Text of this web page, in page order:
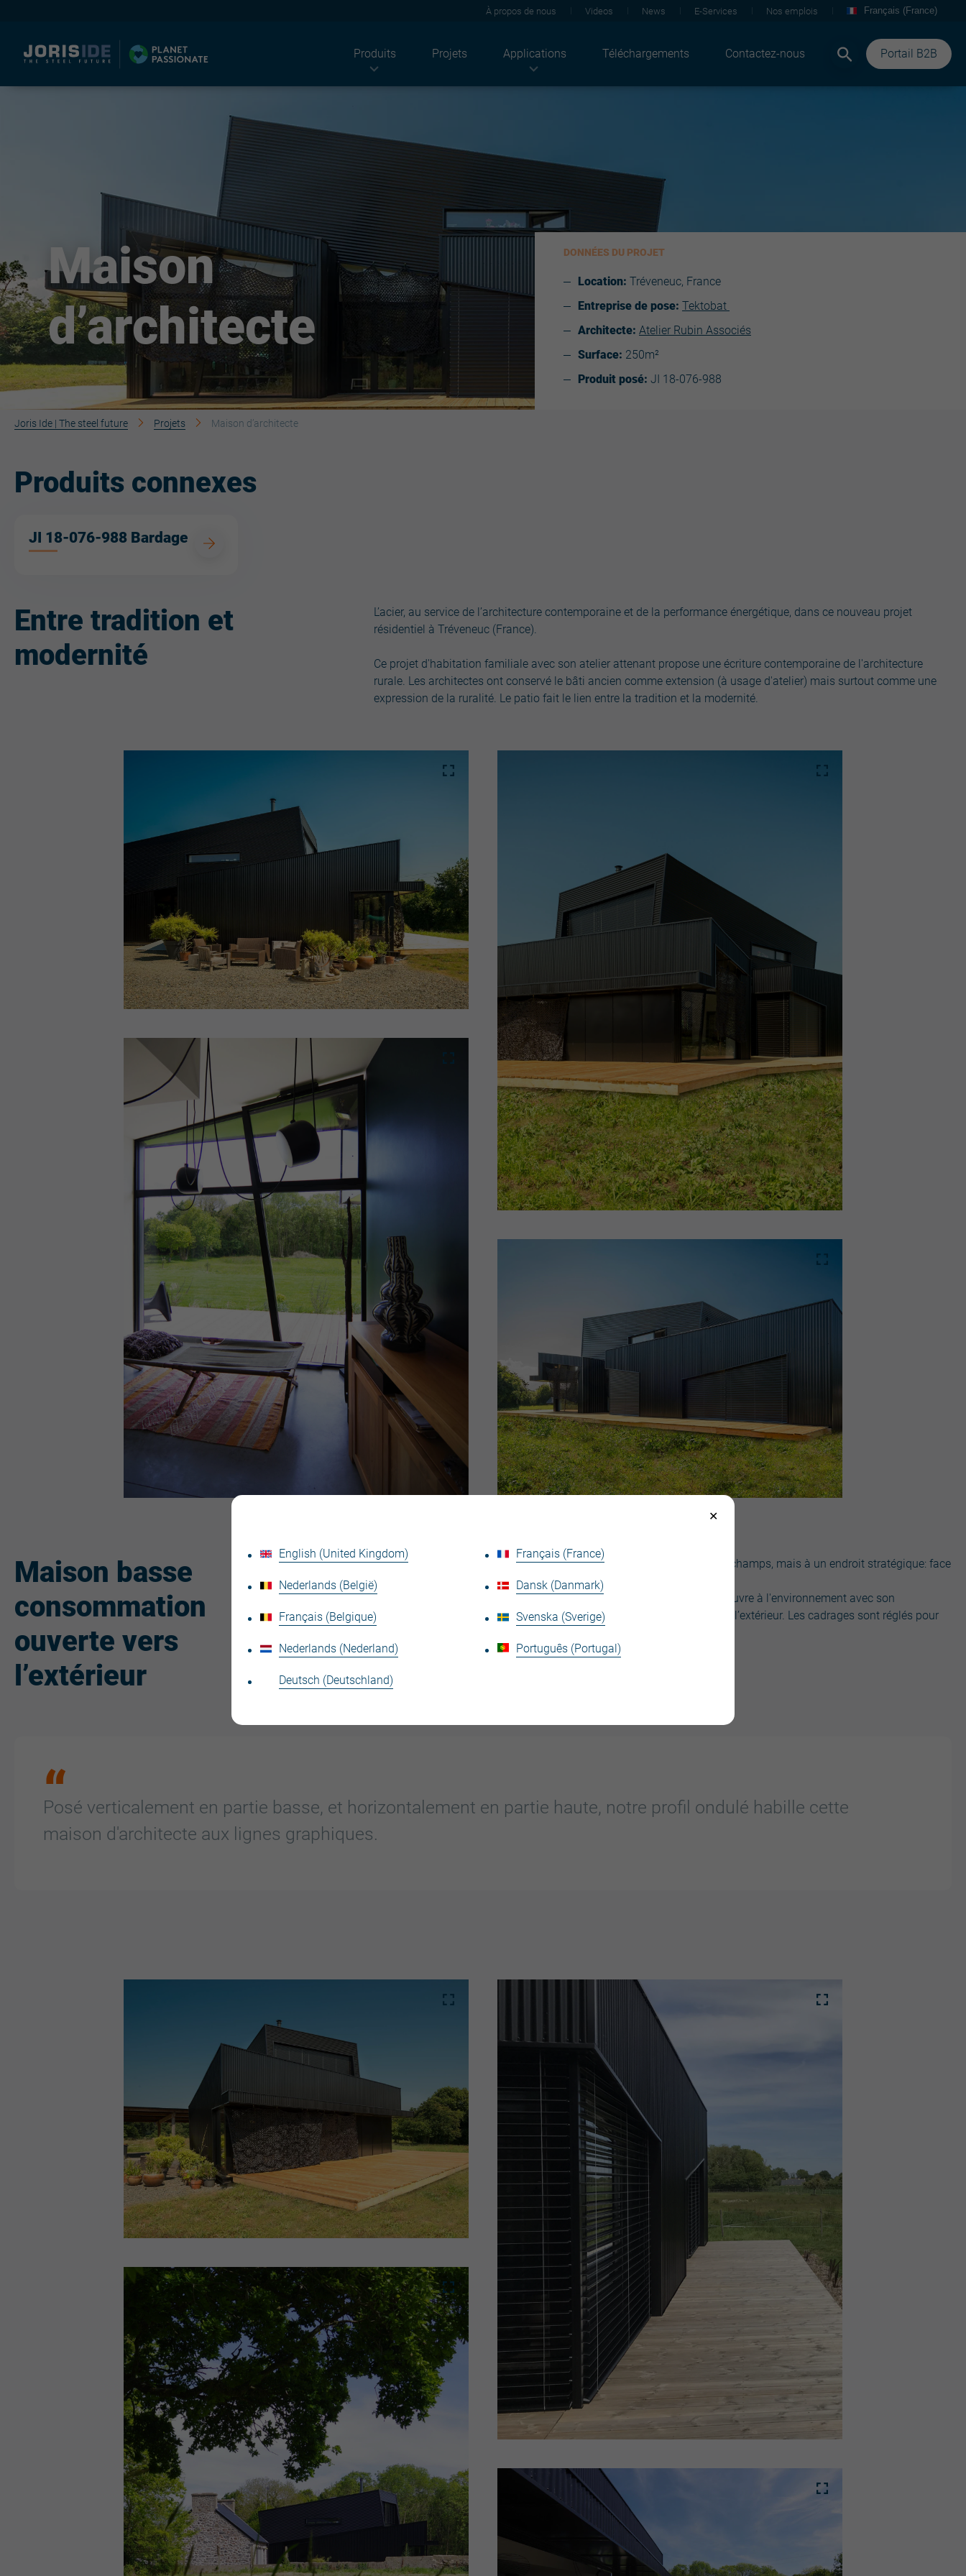
English (United Kingdom)
Nederlands (België)
Français (Belgique)
Nederlands (Nederland)
Deutsch (Deutschland)
Français (France)
Dansk (Danmark)
Svenska (Sverige)
Português (Portugal)
Produits
Solutions photovoltaïques
Façade
Panneaux sandwich
Plateaux
Supports d'étanchéité
Structures
Ossatures plaques de plâtre
Light solutions
Accessoires
Projets Applications
Agriculture
Bâtiments tertiaires
Bâtiments publics
Rénovation
Revêtements
Architectural
Téléchargements Contactez-nous Portail B2B
À propos de nous Videos News E-Services Nos emplois Français (France)
Maison
d’architecte
DONNÉES DU PROJET
Location: Tréveneuc, France
Entreprise de pose: Tektobat
Architecte: Atelier Rubin Associés
Surface: 250m²
Produit posé: JI 18-076-988
Joris Ide | The steel future Projets Maison d’architecte
Produits connexes
JI 18-076-988 Bardage
Entre tradition et
modernité
L’acier, au service de l’architecture contemporaine et de la performance énergétique, dans ce nouveau projet
résidentiel à Tréveneuc (France).
Ce projet d'habitation familiale avec son atelier attenant propose une écriture contemporaine de l'architecture
rurale. Les architectes ont conservé le bâti ancien comme extension (à usage d'atelier) mais surtout comme une
expression de la ruralité. Le patio fait le lien entre la tradition et la modernité.
Maison basse
consommation
ouverte vers
l’extérieur
Cette maison très basse consommation s'implante en plein milieu des champs, mais à un endroit stratégique: face
au sud pour capter la chaleur du soleil.
Toute de noire vêtue de notre profil ondulé JI 18-076-988, la maison s'ouvre à l'environnement avec son
positionnement des ouvertures et leurs formats variables qui valorisent l’extérieur. Les cadrages sont réglés pour
Posé verticalement en partie basse, et horizontalement en partie haute, notre profil ondulé habille cette
maison d'architecte aux lignes graphiques.